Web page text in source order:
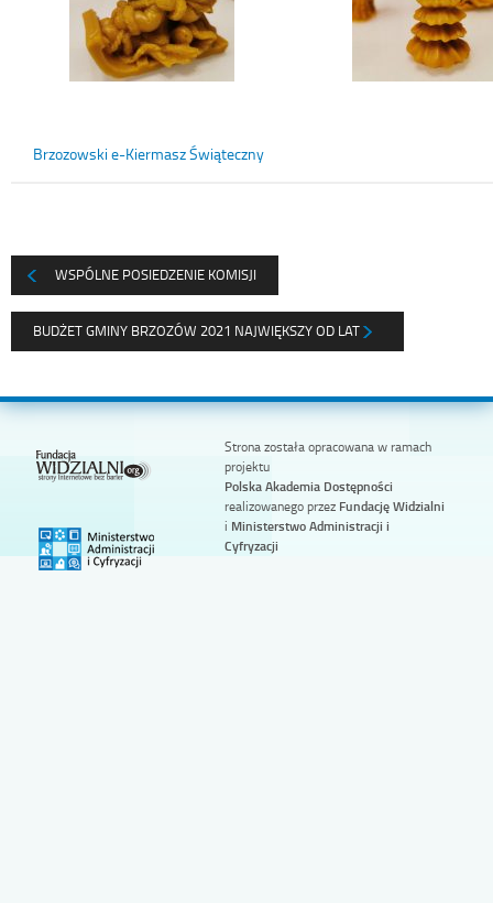
Brzozowski e-Kiermasz Świąteczny
WSPÓLNE POSIEDZENIE KOMISJI
BUDŻET GMINY BRZOZÓW 2021 NAJWIĘKSZY OD LAT
Strona została opracowana w ramach
projektu
Polska Akademia Dostępności
realizowanego przez Fundację Widzialni
i Ministerstwo Administracji i
Cyfryzacji